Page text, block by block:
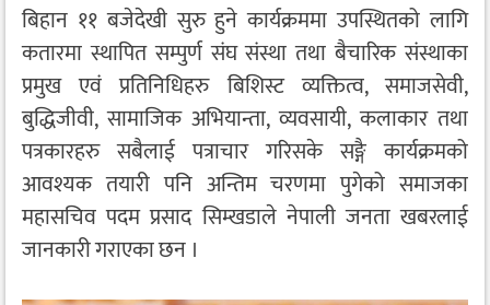
बिहान ११ बजेदेखी सुरु हुने कार्यक्रममा उपस्थितको लागि
कतारमा स्थापित सम्पुर्ण संघ संस्था तथा बैचारिक संस्थाका
प्रमुख एवं प्रतिनिधिहरु बिशिस्ट व्यक्तित्व, समाजसेवी,
बुद्धिजीवी, सामाजिक अभियान्ता, व्यवसायी, कलाकार तथा
पत्रकारहरु सबैलाई पत्राचार गरिसके सङ्गै कार्यक्रमको
आवश्यक तयारी पनि अन्तिम चरणमा पुगेको समाजका
महासचिव पदम प्रसाद सिम्खडाले नेपाली जनता खबरलाई
जानकारी गराएका छन ।